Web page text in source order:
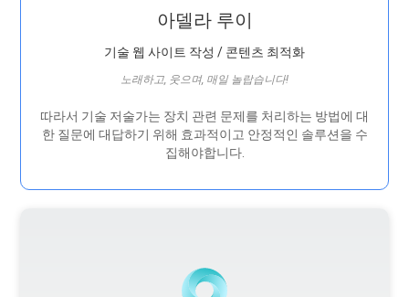
아델라 루이
기술 웹 사이트 작성 / 콘텐츠 최적화
노래하고, 웃으며, 매일 놀랍습니다!
따라서 기술 저술가는 장치 관련 문제를 처리하는 방법에 대
한 질문에 대답하기 위해 효과적이고 안정적인 솔루션을 수
집해야합니다.